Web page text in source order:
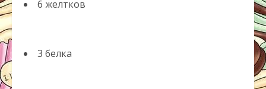
6 желтков
3 белка